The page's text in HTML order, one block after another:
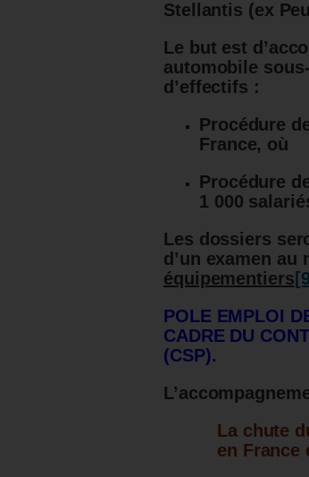
Stellantis (ex
Le but est
automobile
d’effectifs :
Procédure
France, où
Procédure
1 000
Les dossiers
d’un examen
équipementiers
POLE EMPLOI
CADRE DU
(CSP).
La chute
en France